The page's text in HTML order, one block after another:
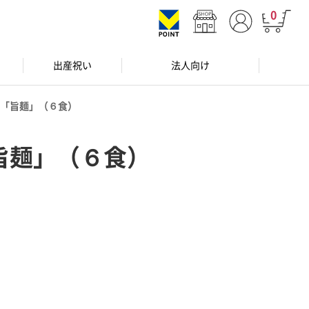
0
出産祝い 法人向け
旨麺」（６食）
」（６食）